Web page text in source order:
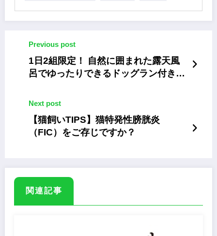
Previous post
1日2組限定！ 自然に囲まれた露天風
呂でゆったりできるドッグラン付きグ
Next post
【猫飼いTIPS】猫特発性膀胱炎
（FIC）をご存じですか？
関連記事